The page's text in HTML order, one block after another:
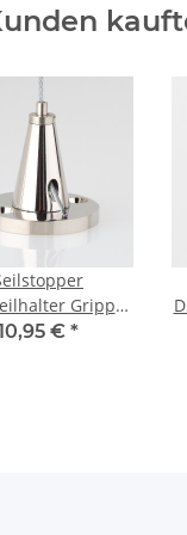
Gripper
seitl.
€ *